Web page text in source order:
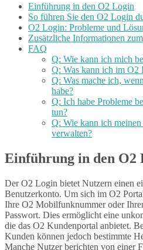
Einführung in den O2 Login
So führen Sie den O2 Login
O2 Login: Probleme und
Zusätzliche Informationen
FAQ
Q: Wie kann ich mich
Q: Was kann ich im O2
Q: Was mache ich,
habe?
Q: Ich habe Probleme
tun?
Q: Wie kann ich
verwalten?
Einführung in den O2
Der O2 Login bietet Nutzern einen
Benutzerkonto. Um sich im O2
Ihre O2 Mobilfunknummer oder
Passwort. Dies ermöglicht eine
die das O2 Kundenportal anbietet.
Kunden können jedoch bestimmte
Manche Nutzer berichten von einer